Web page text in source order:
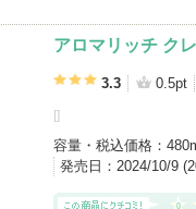
アロマリッチ ク
3.3 0.5pt
[]
容量・税込価格：
発売日： 2024/10/9